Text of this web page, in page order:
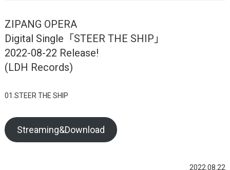
ZIPANG OPERA
Digital Single「STEER THE SHIP」
2022-08-22 Release!
(LDH Records)
01.STEER THE SHIP
Streaming&Download
2022.08.22